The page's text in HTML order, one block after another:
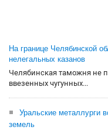
На границе Челябинской
нелегальных казанов
Челябинская таможня не
ввезенных чугунных...
Уральские металлурги
земель